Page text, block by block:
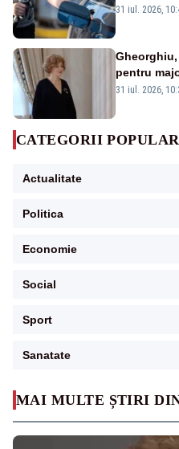
MAI MULTE ȘTIRI
benzina
31 iul. 2026,
pentru
31 iul. 2026,
CATEGORII
Actualitate
Politica
Economie
Social
Sport
Sanatate